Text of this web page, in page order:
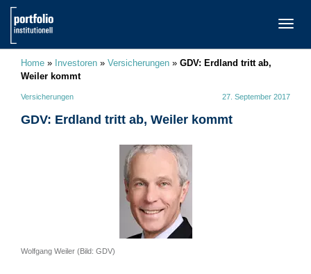
Home » Investoren » Versicherungen » GDV: Erdland tritt ab,
Weiler kommt
Versicherungen 27. September 2017
GDV: Erdland tritt ab, Weiler kommt
Wolfgang Weiler (Bild: GDV)